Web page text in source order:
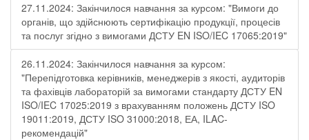
27.11.2024: Закінчилося навчання за курсом: "Вимоги до
органів, що здійснюють сертифікацію продукції, процесів
та послуг згідно з вимогами ДСТУ EN ISO/IEC 17065:2019"
26.11.2024: Закінчилося навчання за курсом:
"Перепідготовка керівників, менеджерів з якості, аудиторів
та фахівців лабораторій за вимогами стандарту ДСТУ EN
ISO/IEC 17025:2019 з врахуванням положень ДСТУ ISO
19011:2019, ДСТУ ISO 31000:2018, ЕА, ILAC-
рекомендацій"